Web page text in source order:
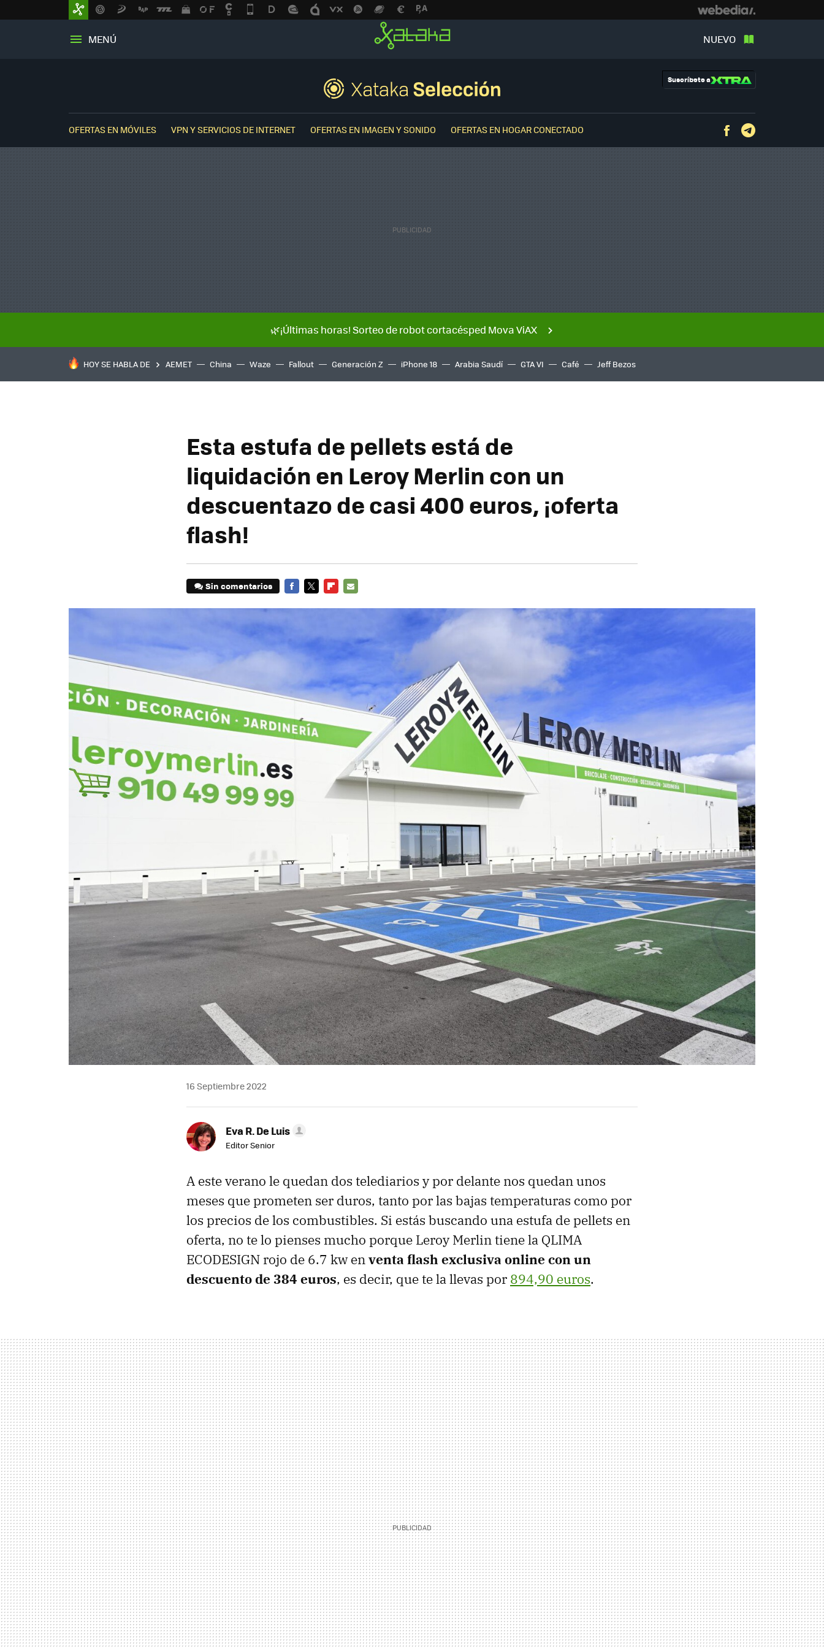
MENÚ NUEVO
Suscríbete a
OFERTAS EN MÓVILES VPN Y SERVICIOS DE INTERNET OFERTAS EN IMAGEN Y SONIDO OFERTAS EN HOGAR CONECTADO Facebook
🌿¡Últimas horas! Sorteo de robot cortacésped Mova ViAX
HOY SE HABLA DE AEMET China Waze Fallout Generación Z iPhone 18 Arabia Saudí GTA VI Café Jeff Bezos
Esta estufa de pellets está de
liquidación en Leroy Merlin con un
descuentazo de casi 400 euros, ¡oferta
flash!
Sin comentarios
16 Septiembre 2022
Eva R. De Luis
Editor Senior
A este verano le quedan dos telediarios y por delante nos quedan unos
meses que prometen ser duros, tanto por las bajas temperaturas como por
los precios de los combustibles. Si estás buscando una estufa de pellets en
oferta, no te lo pienses mucho porque Leroy Merlin tiene la QLIMA
ECODESIGN rojo de 6.7 kw enventa flash exclusiva online con un
descuento de 384 euros, es decir, que te la llevas por 894,90 euros.